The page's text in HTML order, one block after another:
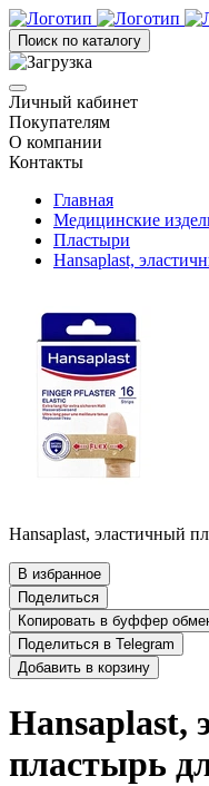
Поиск по каталогу
Личный кабинет
Покупателям
О компании
Контакты
Главная
Медицинские
Пластыри
Hansaplast,
Hansaplast, эластичный
В избранное
Поделиться
Копировать в буффер
Поделиться в Telegram
Добавить в корзину
Hansaplast,
пластырь